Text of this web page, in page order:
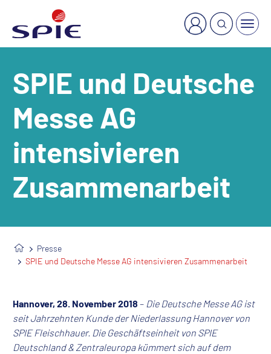
SPIE und Deutsche
Messe AG
intensivieren
Zusammenarbeit
Presse
SPIE und Deutsche Messe AG intensivieren Zusammenarbeit
Hannover, 28. November 2018 – Die Deutsche Messe AG ist
seit Jahrzehnten Kunde der Niederlassung Hannover von
SPIE Fleischhauer. Die Geschäftseinheit von SPIE
Deutschland & Zentraleuropa kümmert sich auf dem